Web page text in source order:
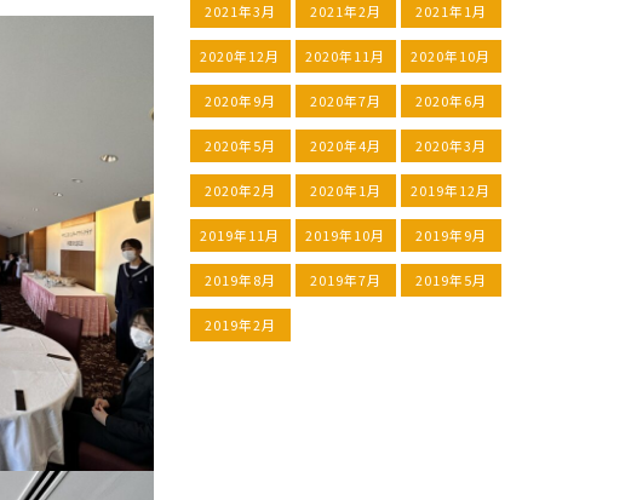
2021年3月 2021年2月 2021年1月
2020年12月 2020年11月 2020年10月
2020年9月 2020年7月 2020年6月
2020年5月 2020年4月 2020年3月
2020年2月 2020年1月 2019年12月
2019年11月 2019年10月 2019年9月
2019年8月 2019年7月 2019年5月
2019年2月